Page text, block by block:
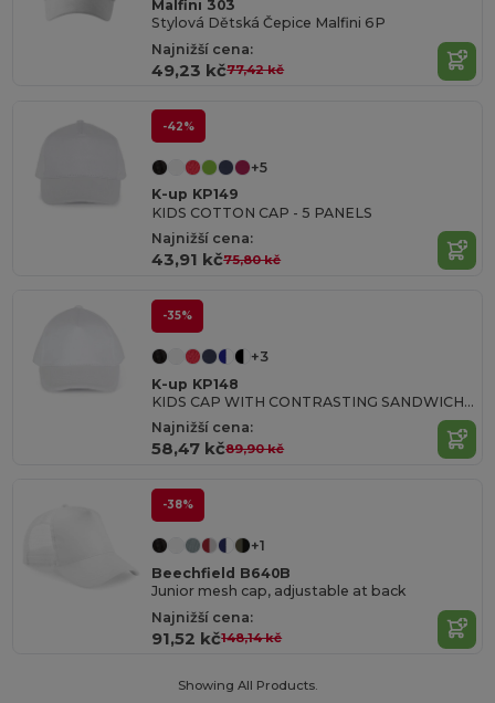
Malfini 303
Stylová Dětská Čepice Malfini 6P
Najnižší cena:
49,23 kč77,42 kč
-42%
+5
K-up KP149
KIDS COTTON CAP - 5 PANELS
Najnižší cena:
43,91 kč75,80 kč
-35%
+3
K-up KP148
KIDS CAP WITH CONTRASTING SANDWICH VISOR - 5 PANELS
Najnižší cena:
58,47 kč89,90 kč
-38%
+1
Beechfield B640B
Junior mesh cap, adjustable at back
Najnižší cena:
91,52 kč148,14 kč
Showing All Products.